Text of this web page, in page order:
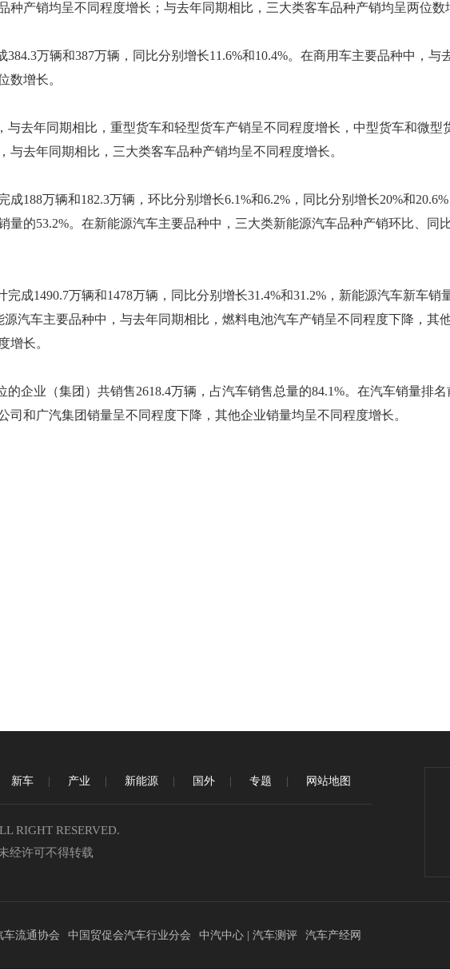
种产销均呈不同程度增长；与去年同期相比，三大类客车品种产销均呈两位数
384.3万辆和387万辆，同比分别增长11.6%和10.4%。在商用车主要品种中，与
数增长。
与去年同期相比，重型货车和轻型货车产销呈不同程度增长，中型货车和微型
与去年同期相比，三大类客车品种产销均呈不同程度增长。
成188万辆和182.3万辆，环比分别增长6.1%和6.2%，同比分别增长20%和
量的53.2%。在新能源汽车主要品种中，三大类新能源汽车品种产销环比、同
完成1490.7万辆和1478万辆，同比分别增长31.4%和31.2%，新能源汽车新车销
源汽车主要品种中，与去年同期相比，燃料电池汽车产销呈不同程度下降，其
增长。
的企业（集团）共销售2618.4万辆，占汽车销售总量的84.1%。在汽车销量排名
司和广汽集团销量呈不同程度下降，其他企业销量均呈不同程度增长。
新车 产业 新能源 国外 专题 网站地图
RIGHT RESERVED.
经许可不得转载
车流通协会 中国贸促会汽车行业分会 中汽中心 | 汽车测评 汽车产经网